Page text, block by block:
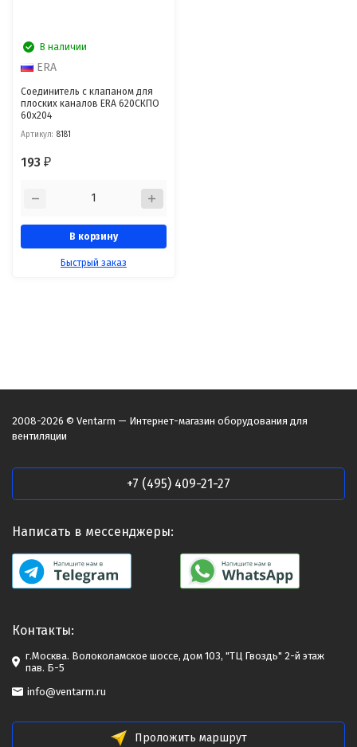
В наличии
ERA
Соединитель с клапаном для
плоских каналов ERA 620СКПО
60х204
Артикул: 8181
193₽
В корзину
Быстрый заказ
2008-2026 © Ventarm — Интернет-магазин оборудования для
вентиляции
+7 (495) 409-21-27
Написать в мессенджеры:
Контакты:
г.Москва. Волоколамское шоссе, дом 103, "ТЦ Гвоздь" 2-й этаж
пав. Б-5
info@ventarm.ru
Проложить маршрут